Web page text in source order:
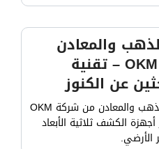
والمعادن
الألمانية من OKM – تقنية
عن الكنوز
اكتشف أقوى أجهزة كشف الذهب والمعادن من شركة OKM
أجهزة الكشف ثلاثية الأبعاد
الأرضي.